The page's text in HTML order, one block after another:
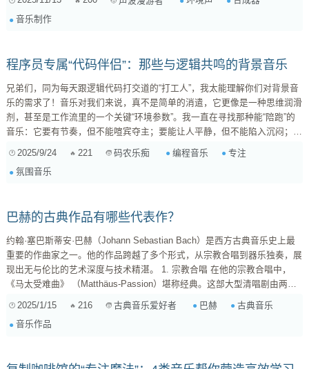
来，与你的合成器对话，关键在于对其进行 精细化处理和动态互动设计 。
核心理念：把环境声当成一个“乐器”来对待 不要把它当成一个不可动的背
音乐制作
程序员专属“代码伴侣”：那些与逻辑共鸣的背景音乐
兄弟们，同为每天跟逻辑代码打交道的“打工人”，我太能理解你们对背景音
乐的需求了！音乐对我们来说，真不是简单的消遣，它更像是一种思维润滑
剂，甚至是工作流里的一个关键“环境参数”。我一直在寻找那种能“陪跑”的
音乐：它要有节奏，但不能喧宾夺主；要能让人平静，但不能陷入沉闷；最
河流，托举着我们的思绪，让我们能长时间专注，又不易疲惫。 经过这些
年“身经百战”的探索，我总结了一些我觉得特别适合编程、思考的音乐类型
2025/9/24 221 码农乐痴 编程音乐
专注
氛围音乐
巴赫的古典作品有哪些代表作？
约翰·塞巴斯蒂安·巴赫（Johann Sebastian Bach）是西方古典音乐史上最
重要的作曲家之一。他的作品跨越了多个形式，从宗教合唱到器乐独奏，展
现出无与伦比的艺术深度与技术精湛。 1. 宗教合唱 在他的宗教合唱中，
《马太受难曲》 （Matthäus-Passion）堪称经典。这部大型清唱剧由两个
情感的洗礼，通过复杂的人物对话和动人的旋律引导听众进入深邃的思考。
另外， 《约翰受难曲》 （Johannes-P...
2025/1/15 216 古典音乐爱好者 巴赫
古典音乐
音乐作品